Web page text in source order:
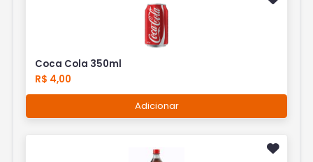
Coca Cola 350ml
R$ 4,00
Adicionar